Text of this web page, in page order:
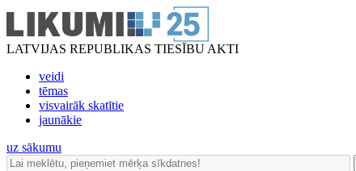
LATVIJAS REPUBLIKAS TIESĪBU AKTI
veidi
tēmas
visvairāk skatītie
jaunākie
uz sākumu